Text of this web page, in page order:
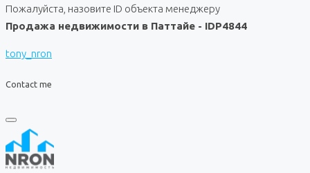
Пожалуйста, назовите ID объекта менеджеру
Продажа недвижимости в Паттайе - IDP4844
tony_nron
Contact me